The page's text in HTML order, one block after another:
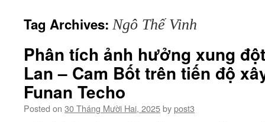
Tag Archives: Ngô Thế Vinh
Phân tích ảnh hưởng xung
Lan – Cam Bốt trên tiến độ
Funan Techo
Posted on 30 Tháng Mười Hai, 2025bypost3